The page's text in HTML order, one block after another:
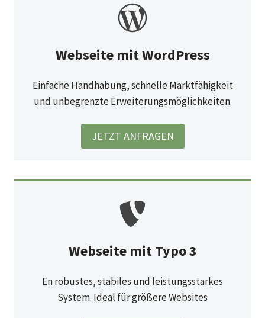
Webseite mit WordPress
Einfache Handhabung, schnelle Marktfähigkeit
und unbegrenzte Erweiterungsmöglichkeiten.
JETZT ANFRAGEN
Webseite mit Typo 3
En robustes, stabiles und leistungsstarkes
System. Ideal für größere Websites